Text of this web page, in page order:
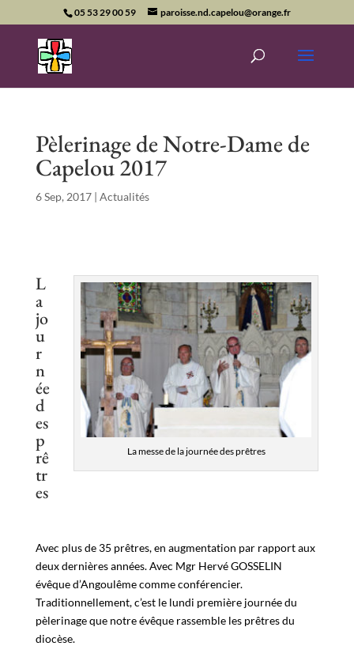
05 53 29 00 59 paroisse.nd.capelou@orange.fr
Pèlerinage de Notre-Dame de
Capelou 2017
6 Sep, 2017| Actualités
La messe de la journée des prêtres
L
a
jo
u
r
n
ée
d
es
p
rê
tr
es
Avec plus de 35 prêtres, en augmentation par rapport aux
deux dernières années. Avec Mgr Hervé GOSSELIN
évêque d’Angoulême comme conférencier.
Traditionnellement, c’est le lundi première journée du
pèlerinage que notre évêque rassemble les prêtres du
diocèse.